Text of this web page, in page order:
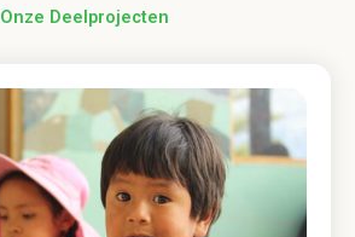
Onze Deelprojecten